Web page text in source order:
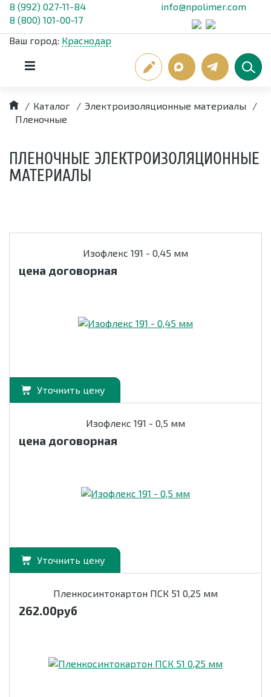
8 (992) 027-11-84
8 (800) 101-00-17
info@npolimer.com
Ваш город: Краснодар
/ Каталог / Электроизоляционные материалы
/
Пленочные
ПЛЕНОЧНЫЕ ЭЛЕКТРОИЗОЛЯЦИОННЫЕ
МАТЕРИАЛЫ
Изофлекс 191 - 0,45 мм
цена договорная
Уточнить цену
Изофлекс 191 - 0,5 мм
цена договорная
Уточнить цену
Пленкосинтокартон ПСК 51 0,25 мм
262.00руб